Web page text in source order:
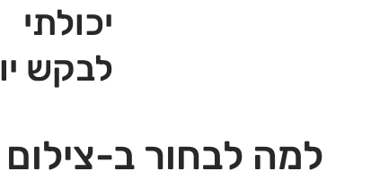
יכולתי
לבקש
למה לבחור ב-צילום